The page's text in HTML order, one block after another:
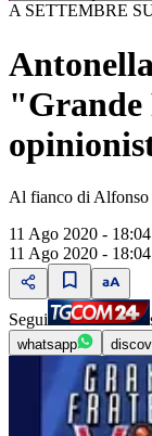
A SETTEMBRE
"Grande
Al fianco di Alfonso
11 Ago 2020 - 18:04
11 Ago 2020 - 18:04
Segui
whatsapp